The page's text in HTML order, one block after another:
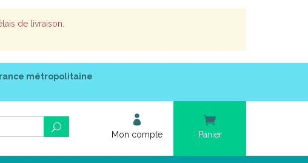
de livraison.
métropolitaine
Mon compte Panier